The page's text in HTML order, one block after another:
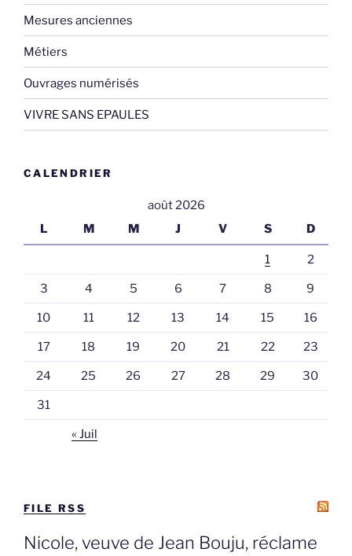
Mesures anciennes
Métiers
Ouvrages numérisés
VIVRE SANS EPAULES
CALENDRIER
août 2026
L
M M J V S D
1 2
3 4 5 6 7 8 9
10 11 12 13 14 15 16
17 18 19 20 21 22 23
24 25 26 27 28 29 30
31
« Juil
FILE RSS
Nicole, veuve de Jean Bouju, réclame